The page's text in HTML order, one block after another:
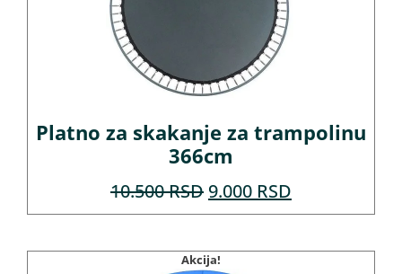
Platno za skakanje za trampolinu
366cm
10.500RSD 9.000 RSD
Akcija!